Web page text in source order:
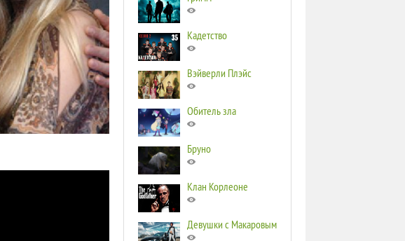
Кадетство
Вэйверли Плэйс
Обитель зла
Бруно
Клан Корлеоне
Девушки с Макаровым